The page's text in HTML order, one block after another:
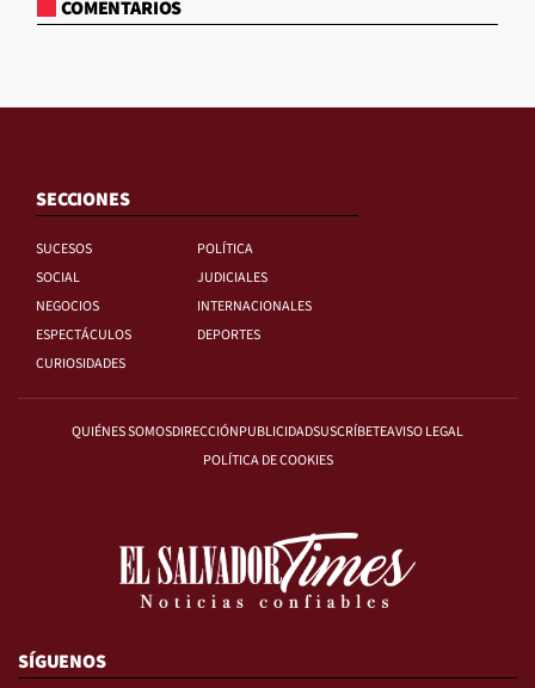
COMENTARIOS
SECCIONES
SUCESOS
POLÍTICA
SOCIAL
JUDICIALES
NEGOCIOS
INTERNACIONALES
ESPECTÁCULOS
DEPORTES
CURIOSIDADES
QUIÉNES SOMOSDIRECCIÓNPUBLICIDADSUSCRÍBETEAVISO LEGAL
POLÍTICA DE COOKIES
SÍGUENOS